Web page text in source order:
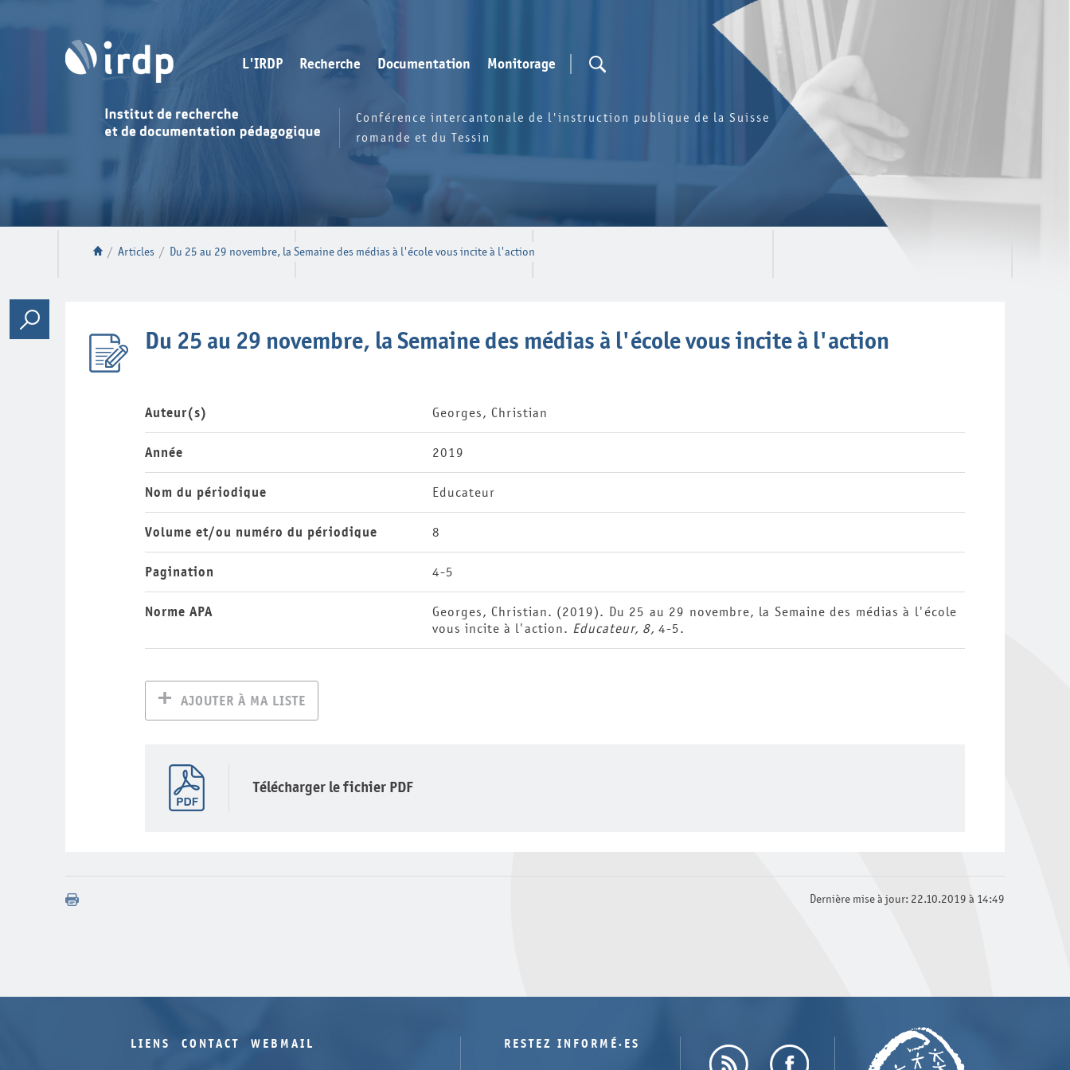
L'IRDP Recherche Documentation Monitorage
Conférence intercantonale de l'instruction publique de la Suisse
romande et du Tessin
/ Articles / Du 25 au 29 novembre, la Semaine des médias à l'école vous incite à l'action
Du 25 au 29 novembre, la Semaine des médias à l'école vous incite à l'action
Auteur(s) Georges, Christian
Année 2019
Nom du périodique Educateur
Volume et/ou numéro du périodique 8
Pagination 4-5
Norme APA
Georges, Christian. (2019). Du 25 au 29 novembre, la Semaine des médias à l'école
vous incite à l'action. Educateur, 8, 4-5.
AJOUTER À MA LISTE
Télécharger le fichier PDF
Dernière mise à jour: 22.10.2019 à 14:49
LIENS CONTACT WEBMAIL RESTEZ INFORMÉ·ES